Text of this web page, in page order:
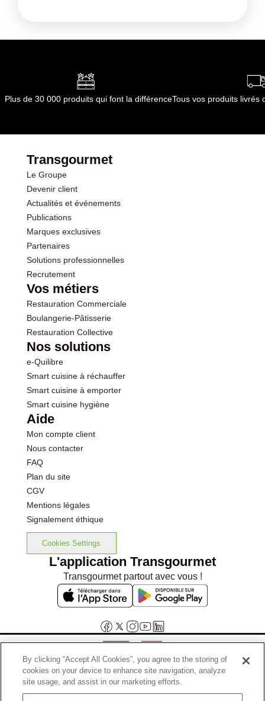
Plus de 30 000 produits qui font la différenceTous vos produits livrés
Transgourmet
Le Groupe
Devenir client
Actualités et événements
Publications
Marques exclusives
Partenaires
Solutions professionnelles
Recrutement
Vos métiers
Restauration Commerciale
Boulangerie-Pâtisserie
Restauration Collective
Nos solutions
e-Quilibre
Smart cuisine à réchauffer
Smart cuisine à emporter
Smart cuisine hygiène
Aide
Mon compte client
Nous contacter
FAQ
Plan du site
CGV
Mentions légales
Signalement éthique
Cookies Settings
L'application Transgourmet
Transgourmet partout avec vous !
Interdiction de vente de boissons alcooliques aux mineurs de
moins de 18 ans
By clicking “Accept All Cookies”, you agree to the storing of
cookies on your device to enhance site navigation, analyze
site usage, and assist in our marketing efforts.